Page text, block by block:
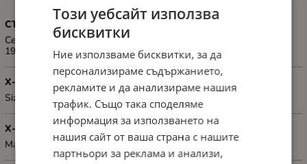
СЪВМЕСТИМОСТ
Ceiling and floor cable entry brush panel matching only Lanberg's
19" wall mount cabinets
Х-КА 2
Size: 19"
Х-КА 3
Material: Metal
Този уебсайт използва
бисквитки
Ние използваме бисквитки, за да
персонализираме съдържанието,
рекламите и да анализираме нашия
трафик. Също така споделяме
информация за използването на
нашия сайт от ваша страна с нашите
партньори за реклама и анализи,